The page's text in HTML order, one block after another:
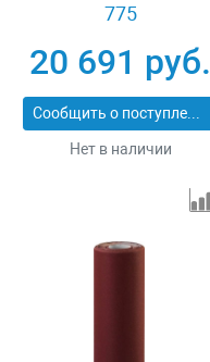
775
20 691 руб.
Сообщить о поступлении
Нет в наличии